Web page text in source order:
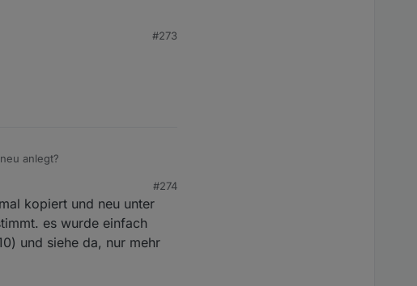
#273
anlegt?
Orginal Zeilen 29, 30 und 73.
#274
kopiert und neu unter
es wurde einfach
und siehe da, nur mehr